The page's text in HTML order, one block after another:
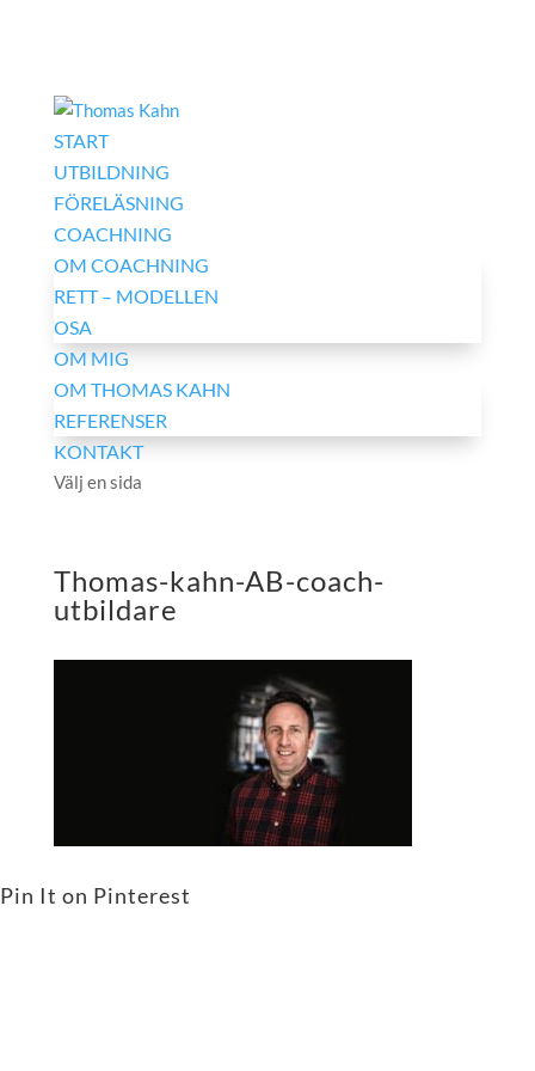
START
UTBILDNING
FÖRELÄSNING
COACHNING
OM COACHNING
RETT – MODELLEN
OSA
OM MIG
OM THOMAS KAHN
REFERENSER
KONTAKT
Välj en sida
Thomas-kahn-AB-coach-
utbildare
Pin It on Pinterest